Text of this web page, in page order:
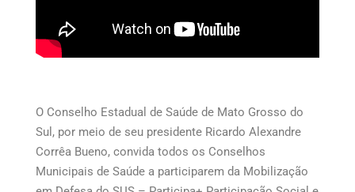
O Conselho Estadual de Saúde de Mato Grosso do
Sul, por meio de seu presidente Ricardo Alexandre
Corrêa Bueno, convida todos os Conselhos
Municipais de Saúde a participarem da Mobilização